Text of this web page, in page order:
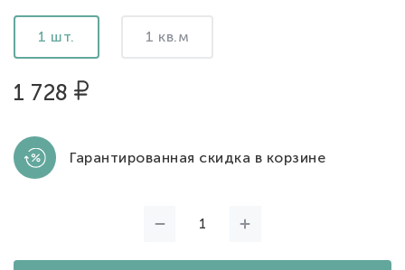
1 шт. 1 кв.м
1 728
Гарантированная скидка в корзине